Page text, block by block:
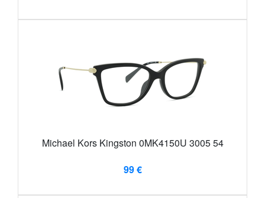
Michael Kors Kingston 0MK4150U 3005 54
99 €